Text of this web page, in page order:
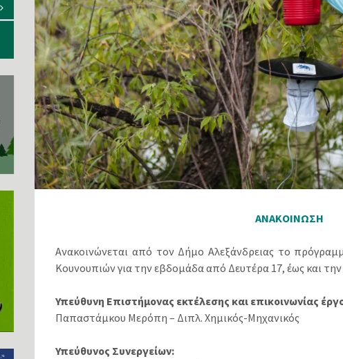
ΑΝΑΚΟΙΝΩΣΗ
Ανακοινώνεται από τον Δήμο Αλεξάνδρειας το
Κουνουπιών για την εβδομάδα από Δευτέρα 17, έως και την
Υπεύθυνη Επιστήμονας εκτέλεσης και επικοινωνίας
Παπαστάμκου Μερόπη – Διπλ. Χημικός-Μηχανικός
Υπεύθυνος Συνεργείων: